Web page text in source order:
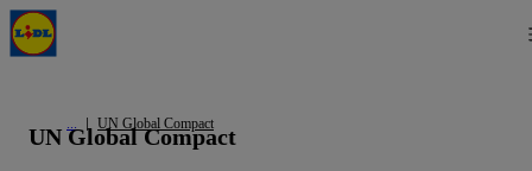
UN Global Compact
UN Global Compact